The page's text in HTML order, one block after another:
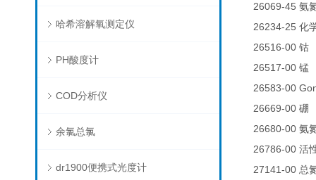
哈希溶解氧测定仪
PH酸度计
COD分析仪
余氯总氯
dr1900便携式光度计
26069-45 氨
26234-25 化
26516-00 钴
26517-00 锰
26583-00
26669-00 硼
26680-00 氨
26786-00 活
27141-00 总